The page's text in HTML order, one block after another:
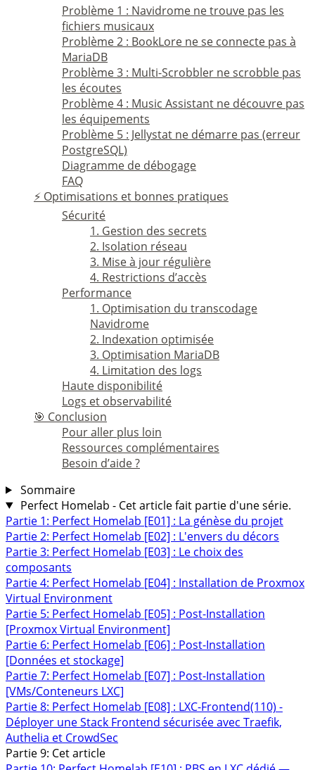
Problème 1 : Navidrome ne trouve pas les
fichiers musicaux
Problème 2 : BookLore ne se connecte pas à
MariaDB
Problème 3 : Multi-Scrobbler ne scrobble pas
les écoutes
Problème 4 : Music Assistant ne découvre pas
les équipements
Problème 5 : Jellystat ne démarre pas (erreur
PostgreSQL)
Diagramme de débogage
FAQ
⚡ Optimisations et bonnes pratiques
Sécurité
1. Gestion des secrets
2. Isolation réseau
3. Mise à jour régulière
4. Restrictions d’accès
Performance
1. Optimisation du transcodage
Navidrome
2. Indexation optimisée
3. Optimisation MariaDB
4. Limitation des logs
Haute disponibilité
Logs et observabilité
🎯 Conclusion
Pour aller plus loin
Ressources complémentaires
Besoin d’aide ?
Sommaire
Perfect Homelab - Cet article fait partie d'une série.
Partie 1: Perfect Homelab [E01] : La génèse du projet
Partie 2: Perfect Homelab [E02] : L'envers du décors
Partie 3: Perfect Homelab [E03] : Le choix des
composants
Partie 4: Perfect Homelab [E04] : Installation de Proxmox
Virtual Environment
Partie 5: Perfect Homelab [E05] : Post-Installation
[Proxmox Virtual Environment]
Partie 6: Perfect Homelab [E06] : Post-Installation
[Données et stockage]
Partie 7: Perfect Homelab [E07] : Post-Installation
[VMs/Conteneurs LXC]
Partie 8: Perfect Homelab [E08] : LXC-Frontend(110) -
Déployer une Stack Frontend sécurisée avec Traefik,
Authelia et CrowdSec
Partie 9: Cet article